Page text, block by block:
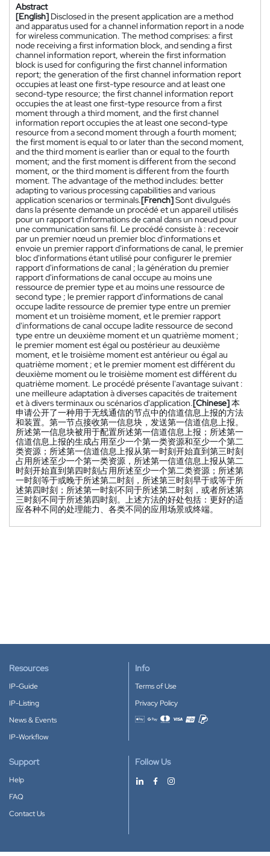
Abstract
[English] Disclosed in the present application are a method
and apparatus used for a channel information report in a node
for wireless communication. The method comprises: a first
node receiving a first information block, and sending a first
channel information report, wherein the first information
block is used for configuring the first channel information
report; the generation of the first channel information report
occupies at least one first-type resource and at least one
second-type resource; the first channel information report
occupies the at least one first-type resource from a first
moment through a third moment, and the first channel
information report occupies the at least one second-type
resource from a second moment through a fourth moment;
the first moment is equal to or later than the second moment,
and the third moment is earlier than or equal to the fourth
moment; and the first moment is different from the second
moment, or the third moment is different from the fourth
moment. The advantage of the method includes: better
adapting to various processing capabilities and various
application scenarios or terminals.[French]Sont divulgués
dans la présente demande un procédé et un appareil utilisés
pour un rapport d'informations de canal dans un nœud pour
une communication sans fil. Le procédé consiste à : recevoir
par un premier nœud un premier bloc d'informations et
envoie un premier rapport d'informations de canal, le premier
bloc d'informations étant utilisé pour configurer le premier
rapport d'informations de canal ; la génération du premier
rapport d'informations de canal occupe au moins une
ressource de premier type et au moins une ressource de
second type ; le premier rapport d'informations de canal
occupe ladite ressource de premier type entre un premier
moment et un troisième moment, et le premier rapport
d'informations de canal occupe ladite ressource de second
type entre un deuxième moment et un quatrième moment ;
le premier moment est égal ou postérieur au deuxième
moment, et le troisième moment est antérieur ou égal au
quatrième moment ; et le premier moment est différent du
deuxième moment ou le troisième moment est différent du
quatrième moment. Le procédé présente l'avantage suivant :
une meilleure adaptation à diverses capacités de traitement
et à divers terminaux ou scénarios d'application.[Chinese]本
申请公开了一种用于无线通信的节点中的信道信息上报的方法
和装置。第一节点接收第一信息块，发送第一信道信息上报。
所述第一信息块被用于配置所述第一信道信息上报；所述第一
信道信息上报的生成占用至少一个第一类资源和至少一个第二
类资源；所述第一信道信息上报从第一时刻开始直到第三时刻
占用所述至少一个第一类资源，所述第一信道信息上报从第二
时刻开始直到第四时刻占用所述至少一个第二类资源；所述第
一时刻等于或晚于所述第二时刻，所述第三时刻早于或等于所
述第四时刻；所述第一时刻不同于所述第二时刻，或者所述第
三时刻不同于所述第四时刻。上述方法的好处包括：更好的适
应各种不同的处理能力、各类不同的应用场景或终端。
Resources
IP-Guide
IP-Listing
News & Events
IP-Workflow
Info
Terms of Use
Privacy Policy
Accepted payment methods
Support
Help
FAQ
Contact Us
Follow Us